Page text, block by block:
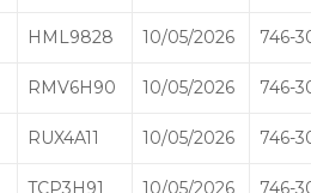
HML9828 10/05/2026 746-
RMV6H90 10/05/2026 746-
RUX4A11 10/05/2026 746-
TCP3H91 10/05/2026 746-